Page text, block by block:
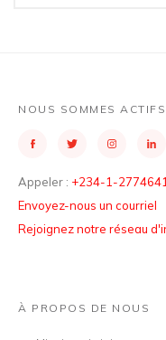
NOUS SOMMES
Appeler : +234-1-
Envoyez-nous un courriel
Rejoignez notre réseau
À PROPOS DE NOUS